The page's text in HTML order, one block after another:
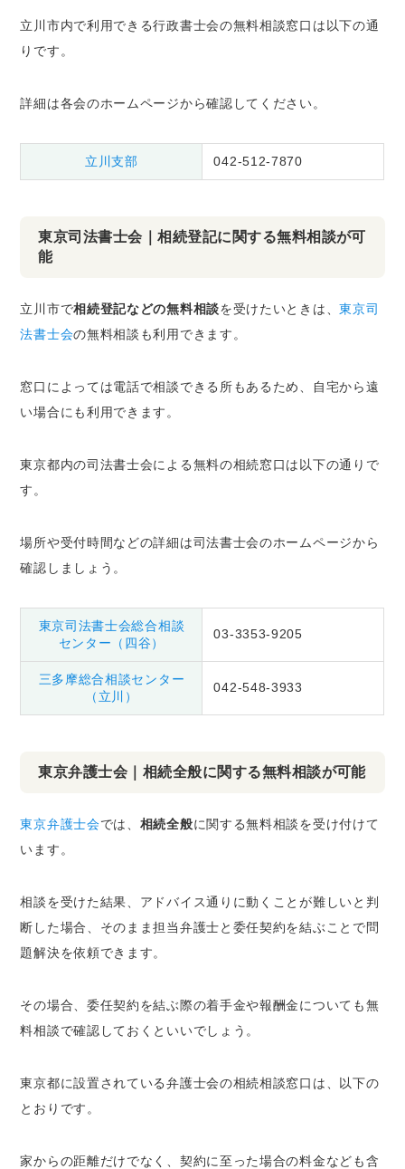
立川市内で利用できる行政書士会の無料相談窓口は以下の通
りです。
詳細は各会のホームページから確認してください。
立川支部 042-512-7870
東京司法書士会｜相続登記に関する無料相談が可
能
立川市で相続登記などの無料相談を受けたいときは、東京司
法書士会の無料相談も利用できます。
窓口によっては電話で相談できる所もあるため、自宅から遠
い場合にも利用できます。
東京都内の司法書士会による無料の相続窓口は以下の通りで
す。
場所や受付時間などの詳細は司法書士会のホームページから
確認しましょう。
東京司法書士会総合相談
センター（四谷）
03-3353-9205
三多摩総合相談センター
（立川）
042-548-3933
東京弁護士会｜相続全般に関する無料相談が可能
東京弁護士会では、 相続全般に関する無料相談を受け付けて
います。
相談を受けた結果、アドバイス通りに動くことが難しいと判
断した場合、そのまま担当弁護士と委任契約を結ぶことで問
題解決を依頼できます。
その場合、委任契約を結ぶ際の着手金や報酬金についても無
料相談で確認しておくといいでしょう。
東京都に設置されている弁護士会の相続相談窓口は、以下の
とおりです。
家からの距離だけでなく、契約に至った場合の料金なども含